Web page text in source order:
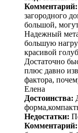
Комментарий:
загородного
большой,
Надежный
большую
красивой
Достаточно
плюс давно
фактора,
Елена
Достоинства:
Недостатки:
Комментарий: